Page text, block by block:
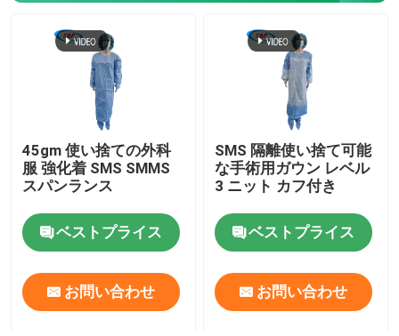
45gm 使い捨ての外科
服 強化着 SMS SMMS
スパンランス
ベストプライス
お問い合わせ
SMS 隔離使い捨て可能
な手術用ガウン レベル
3 ニット カフ付き
ベストプライス
お問い合わせ